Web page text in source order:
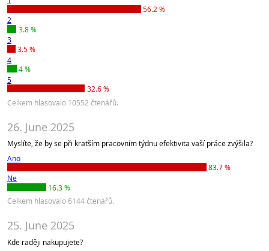
56.2 %
2
3.8 %
3
3.5 %
4
4 %
5
32.6 %
Celkem hlasovalo 10552 čtenářů.
26. June 2025
Myslíte, že by se při kratším pracovním týdnu efektivita vaší práce zvýšila?
Ano
83.7 %
Ne
16.3 %
Celkem hlasovalo 6144 čtenářů.
25. June 2025
Kde raději nakupujete?